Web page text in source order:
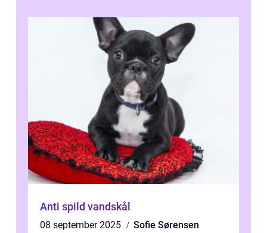
Anti spild vandskål
08 september 2025
Sofie Sørensen